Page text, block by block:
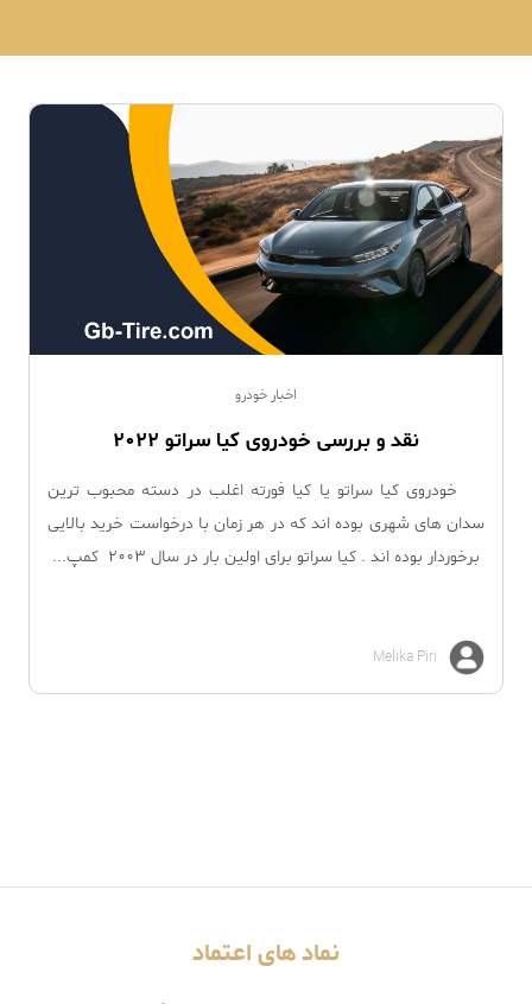
اخبار خودرو
نقد و بررسی خودروی کیا سراتو 2022
خودروی کیا سراتو یا کیا فورته اغلب در دسته محبوب ترین
سدان های شهری بوده اند که در هر زمان با درخواست خرید بالایی
برخوردار بوده اند . کیا سراتو برای اولین بار در سال 2003 کمپ...
Melika Piri
نماد های اعتماد